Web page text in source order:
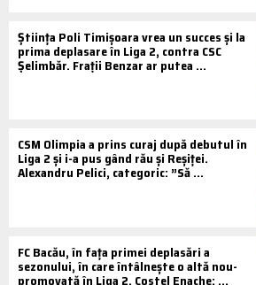
Știința Poli Timișoara vrea un succes și la
prima deplasare în Liga 2, contra CSC
Șelimbăr. Frații Benzar ar putea ...
CSM Olimpia a prins curaj după debutul în
Liga 2 și i-a pus gând rău și Reșiței.
Alexandru Pelici, categoric: ”Să ...
FC Bacău, în fața primei deplasări a
sezonului, în care întâlnește o altă nou-
promovată în Liga 2. Costel Enache: ...